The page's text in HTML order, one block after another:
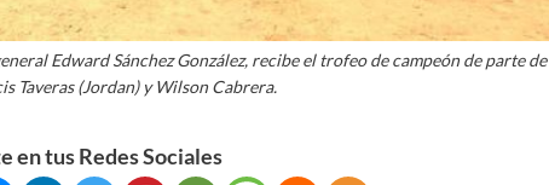
Edward Sánchez González, recibe el trofeo de campeón de parte de
Taveras (Jordan) y Wilson Cabrera.
en tus Redes Sociales